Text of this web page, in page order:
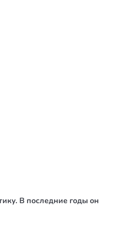
В последние годы он